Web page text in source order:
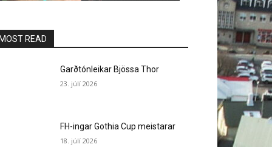
READ
Garðtónleikar Bjössa Thor
23. júlí 2026
FH-ingar Gothia Cup meistarar
18. júlí 2026